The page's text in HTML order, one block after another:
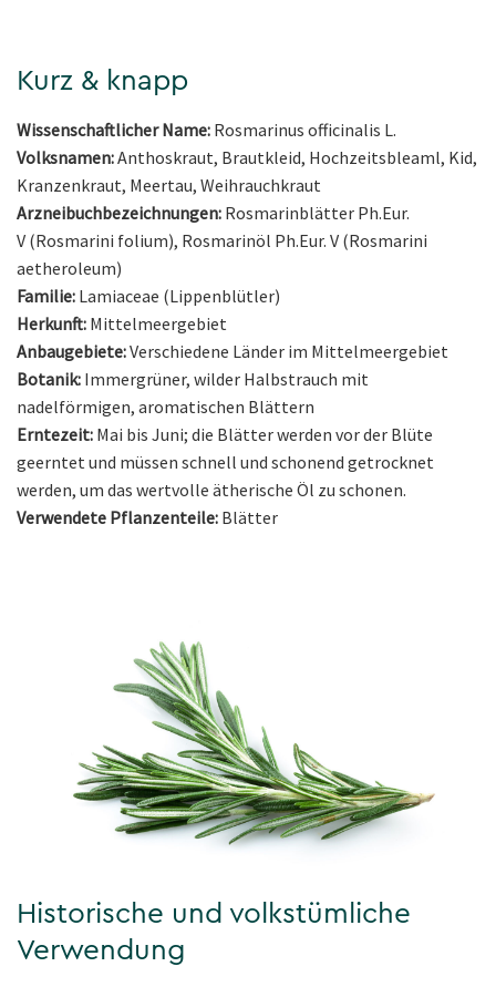
Kurz & knapp
Wissenschaftlicher Name: Rosmarinus officinalis L.
Volksnamen:Anthoskraut, Brautkleid, Hochzeitsbleaml, Kid,
Kranzenkraut, Meertau, Weihrauchkraut
Arzneibuchbezeichnungen: Rosmarinblätter Ph.Eur.
V (Rosmarini folium), Rosmarinöl Ph.Eur. V (Rosmarini
aetheroleum)
Familie: Lamiaceae (Lippenblütler)
Herkunft: Mittelmeergebiet
Anbaugebiete:Verschiedene Länder im Mittelmeergebiet
Botanik: Immergrüner, wilder Halbstrauch mit
nadelförmigen, aromatischen Blättern
Erntezeit: Mai bis Juni; die Blätter werden vor der Blüte
geerntet und müssen schnell und schonend getrocknet
werden, um das wertvolle ätherische Öl zu schonen.
Verwendete Pflanzenteile: Blätter
Historische und volkstümliche
Verwendung